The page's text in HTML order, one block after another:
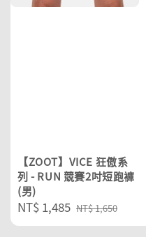
【ZOOT】VICE 狂傲系
列 - RUN 競賽2吋短跑褲
(男)
Sale
price
NT$ 1,485 Regular
price
NT$ 1,650